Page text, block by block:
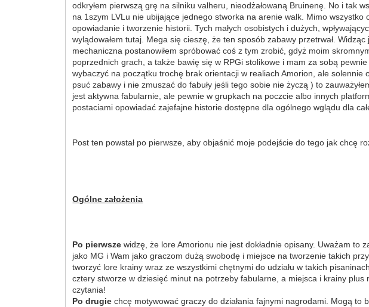
odkryłem pierwszą grę na silniku valheru, nieodżałowaną Bruinenę. No i tak
na 1szym LVLu nie ubijające jednego stworka na arenie walk. Mimo
opowiadanie i tworzenie historii. Tych małych osobistych i dużych,
wylądowałem tutaj. Mega się cieszę, że ten sposób zabawy przetrwał.
mechaniczna postanowiłem spróbować coś z tym zrobić, gdyż moim
poprzednich grach, a także bawię się w RPGi stolikowe i mam za sobą
wybaczyć na początku trochę brak orientacji w realiach Amorion, ale
psuć zabawy i nie zmuszać do fabuły jeśli tego sobie nie życzą ) to
jest aktywna fabularnie, ale pewnie w grupkach na poczcie albo innych
postaciami opowiadać zajefajne historie dostępne dla ogólnego wglądu dla
Post ten powstał po pierwsze, aby objaśnić moje podejście do tego jak chcę
Ogólne założenia
Po pierwsze widzę, że lore Amorionu nie jest dokładnie opisany. Uważam
jako MG i Wam jako graczom dużą swobodę i miejsce na tworzenie takich
tworzyć lore krainy wraz ze wszystkimi chętnymi do udziału w takich
cztery stworze w dziesięć minut na potrzeby fabularne, a miejsca i krainy
czytania!
Po drugie chcę motywować graczy do działania fajnymi nagrodami. Mogą to